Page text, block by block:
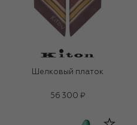
Шелковый платок
56 300 ₽